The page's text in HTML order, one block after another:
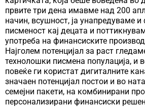
првите три дена имавме над 200
начин, всушност, ја унапредуваме
писменост кај децата и
употреба на финансиските
Најголем потенцијал за раст
технолошки писмена популација, и
повеќе ги користат дигиталните
значаен потенцијал постои и во
семејни пакети, на комбинирани
персонализирани финансиски